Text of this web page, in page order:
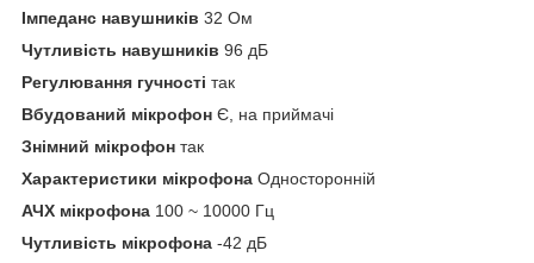
Імпеданс навушників 32 Ом
Чутливість навушників 96 дБ
Регулювання гучності так
Вбудований мікрофон Є, на приймачі
Знімний мікрофон так
Характеристики мікрофона Односторонній
АЧХ мікрофона 100 ~ 10000 Гц
Чутливість мікрофона -42 дБ